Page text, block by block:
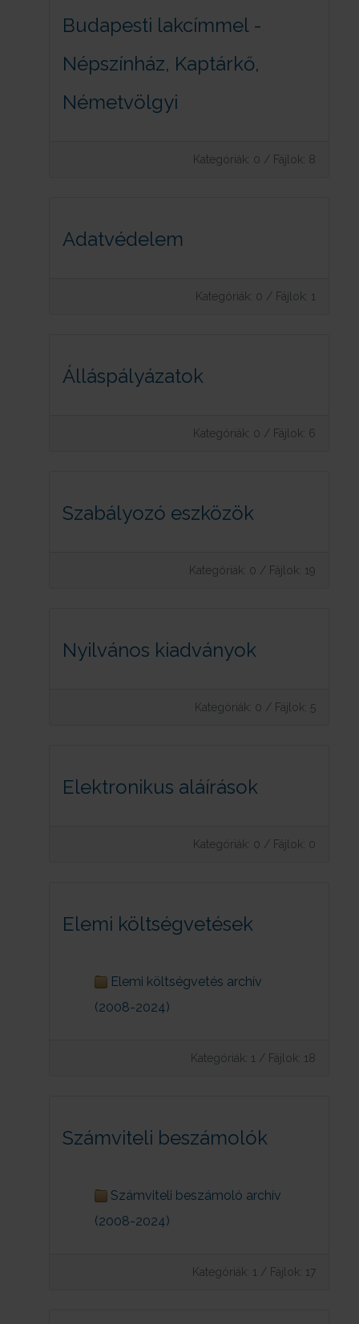
Budapesti lakcímmel -
Népszínház, Kaptárkő,
Németvölgyi
Kategóriák: 0 / Fájlok: 8
Adatvédelem
Kategóriák: 0 / Fájlok: 1
Álláspályázatok
Kategóriák: 0 / Fájlok: 6
Szabályozó eszközök
Kategóriák: 0 / Fájlok: 19
Nyilvános kiadványok
Kategóriák: 0 / Fájlok: 5
Elektronikus aláírások
Kategóriák: 0 / Fájlok: 0
Elemi költségvetések
Elemi költségvetés archív
(2008-2024)
Kategóriák: 1 / Fájlok: 18
Számviteli beszámolók
Számviteli beszámoló archív
(2008-2024)
Kategóriák: 1 / Fájlok: 17